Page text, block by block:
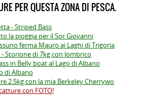
PER QUESTA ZONA DI PESCA.
- Striped Bass
la pioggia per il Sor Giovanni
ferma Mauro ai Laghi di Trigoria
Storione di 7kg con lombrico
in Belly boat al Lago di Albano
di Albano
2.5kg con la mia Berkeley Cherrywo
con FOTO!